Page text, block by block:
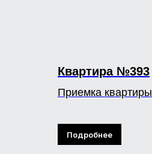
Квартира №393
Приемка квартиры
Подробнее